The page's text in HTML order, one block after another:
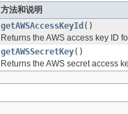
方法和说明
getAWSAccessKeyId ()
Returns the AWS access key ID
getAWSSecretKey()
Returns the AWS secret access